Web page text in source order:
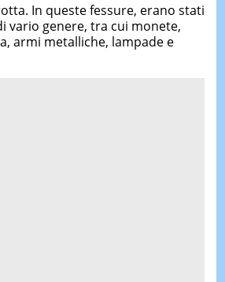
In queste fessure, erano stati
vario genere, tra cui monete,
armi metalliche, lampade e